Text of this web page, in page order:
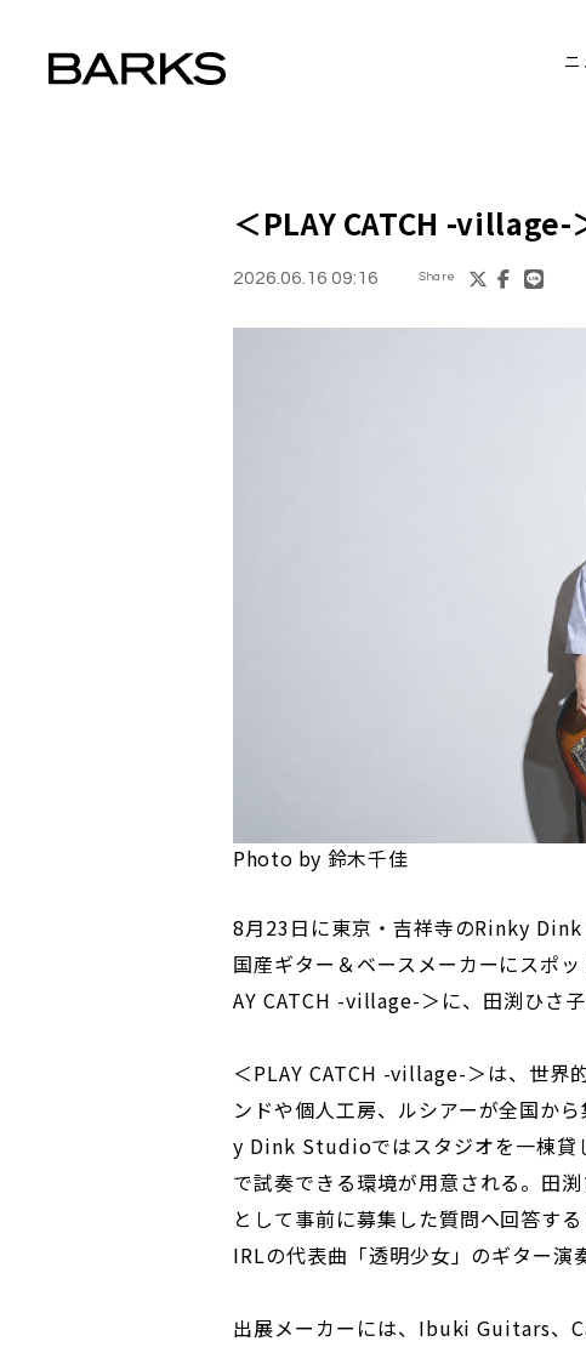
＜PLAY CATCH -village-
2026.06.16 09:16 Share
Photo by 鈴木千佳
8月23日に東京・吉祥寺のRinky
国産ギター＆ベースメーカーにスポ
AY CATCH -village-＞に、田渕ひさ子
＜PLAY CATCH -village-＞は、世界
ンドや個人工房、ルシアーが全国か
y Dink Studioではスタジオを一棟貸
で試奏できる環境が用意される。田
として事前に募集した質問へ回答す
IRLの代表曲「透明少女」のギター演
出展メーカーには、Ibuki Guitars